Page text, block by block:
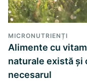
MICRONUTRIENȚI
Alimente cu
naturale există și
necesarul